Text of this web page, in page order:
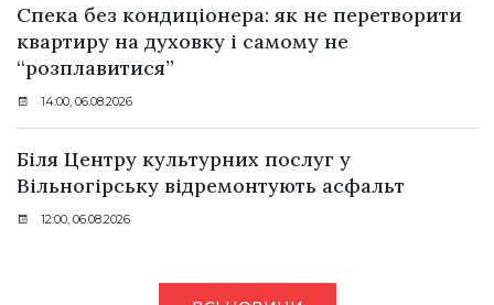
Спека без кондиціонера: як не перетворити
квартиру на духовку і самому не
“розплавитися”
14:00, 06.08.2026
Біля Центру культурних послуг у
Вільногірську відремонтують асфальт
12:00, 06.08.2026